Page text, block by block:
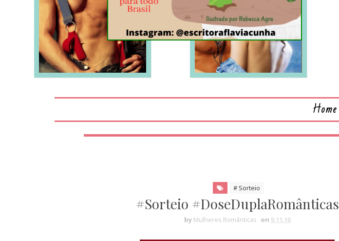
LEIA MAIS
Home
# Sorteio
#Sorteio #DoseDuplaRomânticas
by Mulheres Românticas on 9.11.16